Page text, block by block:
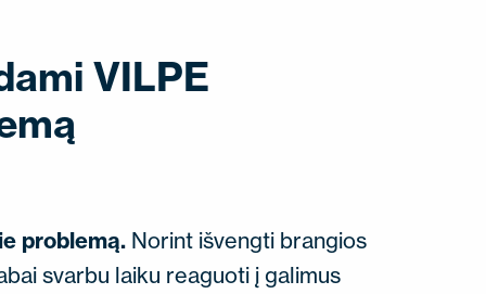
VILPE
problemą. Norint išvengti brangios
svarbu laiku reaguoti į galimus